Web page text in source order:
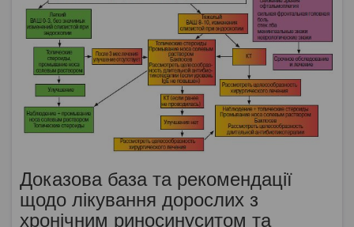
Доказова база та рекомендації
щодо лікування дорослих з
хронічним риносинуситом та